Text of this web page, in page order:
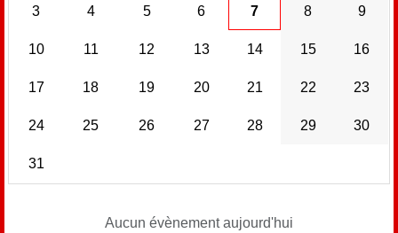
3 4 5 6 7 8 9
10 11 12 13 14 15 16
17 18 19 20 21 22 23
24 25 26 27 28 29 30
31
Aucun évènement aujourd'hui